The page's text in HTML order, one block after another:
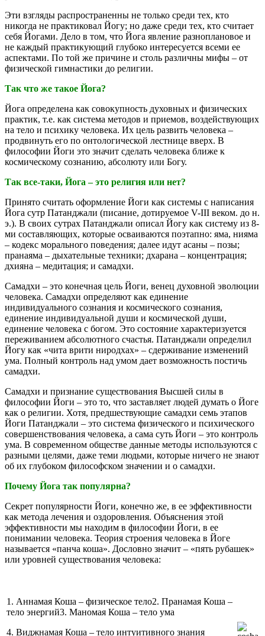
Эти взгляды распространенны не только среди тех, кто
никогда не практиковал Йогу; но даже среди тех, кто считает
себя Йогами. Дело в том, что Йога явление разноплановое и
не каждый практикующий глубоко интересуется всеми ее
аспектами. По той же причине и столь различны мифы – от
физической гимнастики до религии.
Так что же такое Йога?
Йога определена как совокупность духовных и физических
практик, т.е. как система методов и приемов, воздействующих
на тело и психику человека. Их цель развить человека –
продвинуть его по онтологической лестнице вверх. В
философии Йоги это значит сделать человека ближе к
космическому сознанию, абсолюту или Богу.
Так все-таки, Йога – это религия или нет?
Принято считать оформление Йоги как системы с написания
Йога сутр Патанджали (писание, дотируемое V-III веком. до н.
э.). В своих сутрах Патанджали описал Йогу как систему из 8-
ми составляющих, которые осваиваются поэтапно: яма, нияма
– кодекс морального поведения; далее идут асаны – позы;
пранаяма – дыхательные техники; дхарана – концентрация;
дхияна – медитация; и самадхи.
Самадхи – это конечная цель Йоги, венец духовной эволюции
человека. Самадхи определяют как единение
индивидуального сознания и космического сознания,
единение индивидуальной души и космической души,
единение человека с богом. Это состояние характеризуется
переживанием абсолютного счастья. Патанджали определил
Йогу как «чита врити ниродхах» – сдерживание изменений
ума. Полный контроль над умом дает возможность постичь
самадхи.
Самадхи и признание существования Высшей силы в
философии Йоги – это то, что заставляет людей думать о Йоге
как о религии. Хотя, предшествующие самадхи семь этапов
Йоги Патанджали – это система физического и психического
совершенствования человека, а сама суть Йоги – это контроль
ума. В современном обществе данные методы используются с
разными целями, даже теми людьми, которые ничего не знают
об их глубоком философском значении и о самадхи.
Почему Йога так популярна?
Секрет популярности Йоги, конечно же, в ее эффективности
как метода лечения и оздоровления. Объяснения этой
эффективности мы находим в философии Йоги, в ее
понимании человека. Теория строения человека в Йоге
называется «панча коша». Дословно значит – «пять рубашек»
или уровней существования человека:
1. Аннамая Коша – физическое тело2. Пранамая Коша –
тело энергий3. Маномая Коша – тело ума
4. Виджнамая Коша – тело интуитивного знания